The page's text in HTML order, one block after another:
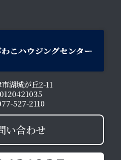
湖城が丘2-11
527-2110
い合わせ